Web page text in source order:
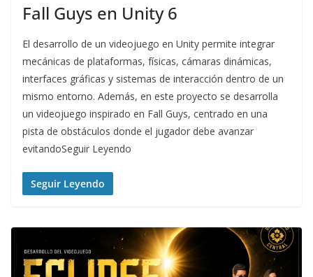
Fall Guys en Unity 6
El desarrollo de un videojuego en Unity permite integrar
mecánicas de plataformas, físicas, cámaras dinámicas,
interfaces gráficas y sistemas de interacción dentro de un
mismo entorno. Además, en este proyecto se desarrolla
un videojuego inspirado en Fall Guys, centrado en una
pista de obstáculos donde el jugador debe avanzar
evitandoSeguir Leyendo
Seguir Leyendo